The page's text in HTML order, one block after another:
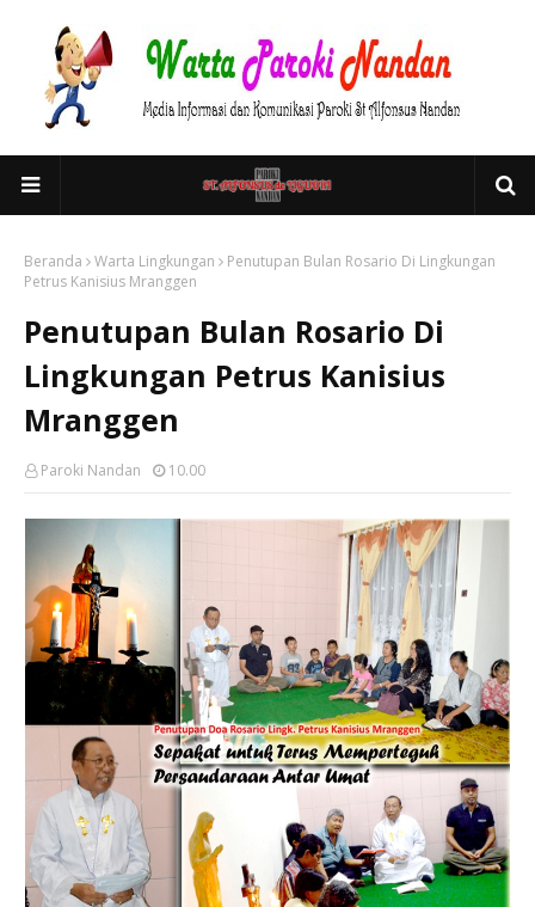
Beranda Warta Lingkungan
Penutupan Bulan Rosario Di Lingkungan
Petrus Kanisius Mranggen
Penutupan Bulan Rosario Di
Lingkungan Petrus Kanisius
Mranggen
Paroki Nandan 10.00